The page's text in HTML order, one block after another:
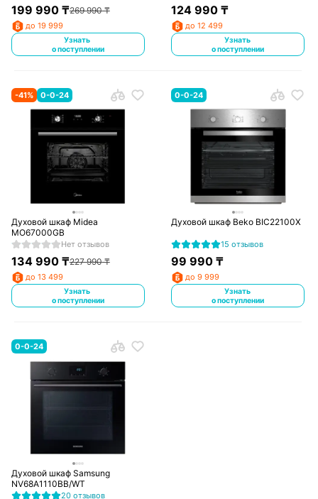
199 990₸269 990₸
до 19 999
Узнать
о поступлении
124 990 ₸
до 12 499
Узнать
о поступлении
-41% 0-0-24
Духовой шкаф Midea
MO67000GB
Нет отзывов
134 990₸227 990₸
до 13 499
Узнать
о поступлении
0-0-24
Духовой шкаф Beko BIC22100X
15 отзывов
99 990 ₸
до 9 999
Узнать
о поступлении
0-0-24
Духовой шкаф Samsung
NV68A1110BB/WT
20 отзывов